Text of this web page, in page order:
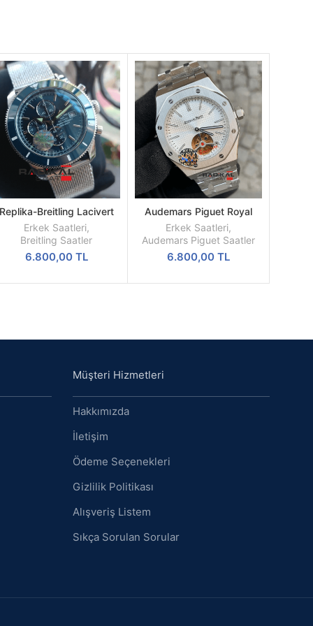
SEPETE
EKLE
Breitling Lacivert
Kadran Hasır Kordon Kol
Saati
Erkek Saatleri,
Breitling Saatler
6.800,00 TL
SEPETE
EKLE
Audemars Piguet Royal
Oak Beyaz Kadran 44mm
Türbillon Replika Erkek Kol
Saati
Erkek Saatleri,
Audemars Piguet Saatler
6.800,00 TL
Müşteri Hizmetleri
Hakkımızda
İletişim
Ödeme Seçenekleri
Gizlilik Politikası
Alışveriş Listem
Sıkça Sorulan Sorular